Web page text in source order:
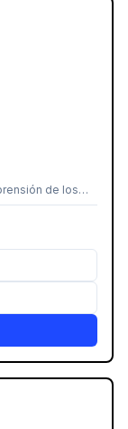
de los
explicar
objetivo es que